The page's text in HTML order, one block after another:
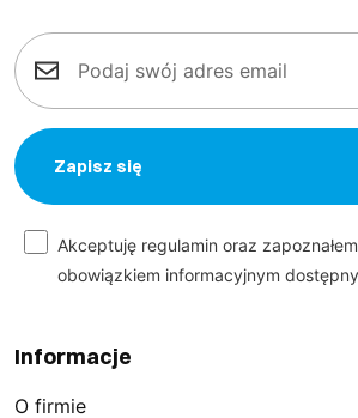
Zapisz się
Akceptuję regulamin oraz
obowiązkiem informacyjnym
Informacje
O firmie